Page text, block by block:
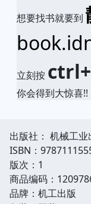
想要找书就要到
立刻按
你会得到大惊喜!!
出版社： 机械工业
ISBN：
版次：1
商品编码：
品牌：机工出版